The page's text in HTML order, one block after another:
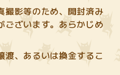
撮影等のため、開封済み
ございます。あらかじめ
渡、あるいは換金するこ